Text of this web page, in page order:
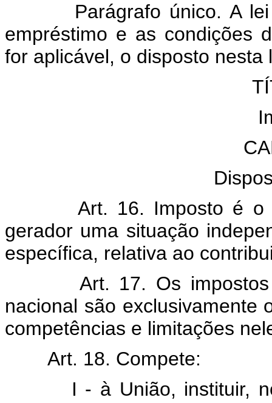
Parágrafo único. A lei
empréstimo e as condições
for aplicável, o disposto nesta
Art. 16. Imposto é o
gerador uma situação
específica, relativa ao
Art. 17. Os impostos
nacional são exclusivamente
competências e limitações
Art. 18. Compete:
I - à União, instituir, nos